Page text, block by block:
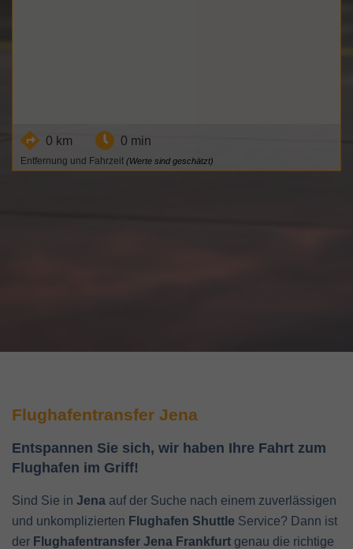
0 km 0 min
Entfernung und Fahrzeit (Werte sind geschätzt)
Flughafentransfer Jena
Entspannen Sie sich, wir haben Ihre Fahrt zum
Flughafen im Griff!
Sind Sie in Jena auf der Suche nach einem zuverlässigen
und unkomplizierten Flughafen Shuttle Service? Dann ist
der Flughafentransfer Jena Frankfurt genau die richtige